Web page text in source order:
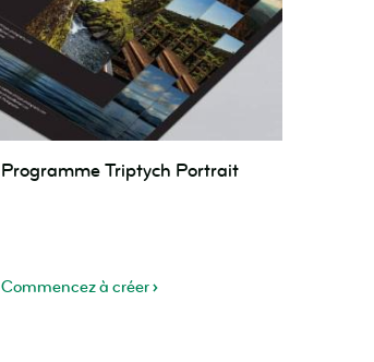
Programme Triptych Portrait
Commencez à créer